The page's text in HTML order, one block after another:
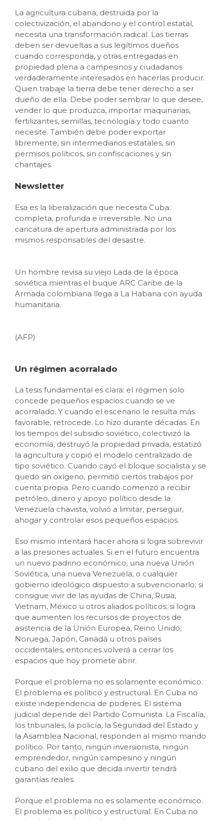
La agricultura cubana, destruida por la
colectivización, el abandono y el control estatal,
necesita una transformación radical. Las tierras
deben ser devueltas a sus legítimos dueños
cuando corresponda, y otras entregadas en
propiedad plena a campesinos y ciudadanos
verdaderamente interesados en hacerlas producir.
Quien trabaje la tierra debe tener derecho a ser
dueño de ella. Debe poder sembrar lo que desee,
vender lo que produzca, importar maquinarias,
fertilizantes, semillas, tecnología y todo cuanto
necesite. También debe poder exportar
libremente, sin intermediarios estatales, sin
permisos políticos, sin confiscaciones y sin
chantajes.
Newsletter
Esa es la liberalización que necesita Cuba:
completa, profunda e irreversible. No una
caricatura de apertura administrada por los
mismos responsables del desastre.
Un hombre revisa su viejo Lada de la época
soviética mientras el buque ARC Caribe de la
Armada colombiana llega a La Habana con ayuda
humanitaria.
(AFP)
Un régimen acorralado
La tesis fundamental es clara: el régimen solo
concede pequeños espacios cuando se ve
acorralado. Y cuando el escenario le resulta más
favorable, retrocede. Lo hizo durante décadas. En
los tiempos del subsidio soviético, colectivizó la
economía, destruyó la propiedad privada, estatizó
la agricultura y copió el modelo centralizado de
tipo soviético. Cuando cayó el bloque socialista y se
quedó sin oxígeno, permitió ciertos trabajos por
cuenta propia. Pero cuando comenzó a recibir
petróleo, dinero y apoyo político desde la
Venezuela chavista, volvió a limitar, perseguir,
ahogar y controlar esos pequeños espacios.
Eso mismo intentará hacer ahora si logra sobrevivir
a las presiones actuales. Si en el futuro encuentra
un nuevo padrino económico, una nueva Unión
Soviética, una nueva Venezuela, o cualquier
gobierno ideológico dispuesto a subvencionarlo; si
consigue vivir de las ayudas de China, Rusia,
Vietnam, México u otros aliados políticos; si logra
que aumenten los recursos de proyectos de
asistencia de la Unión Europea, Reino Unido,
Noruega, Japón, Canadá u otros países
occidentales, entonces volverá a cerrar los
espacios que hoy promete abrir.
Porque el problema no es solamente económico.
El problema es político y estructural. En Cuba no
existe independencia de poderes. El sistema
judicial depende del Partido Comunista. La Fiscalía,
los tribunales, la policía, la Seguridad del Estado y
la Asamblea Nacional, responden al mismo mando
político. Por tanto, ningún inversionista, ningún
emprendedor, ningún campesino y ningún
cubano del exilio que decida invertir tendrá
garantías reales.
Porque el problema no es solamente económico.
El problema es político y estructural. En Cuba no